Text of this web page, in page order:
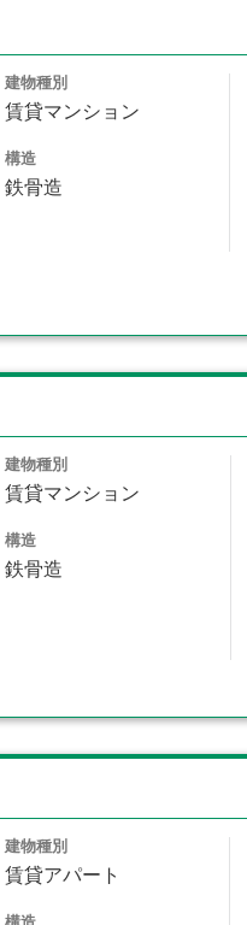
建物種別
賃貸マンション
構造
鉄骨造
建物種別
賃貸マンション
構造
鉄骨造
建物種別
賃貸アパート